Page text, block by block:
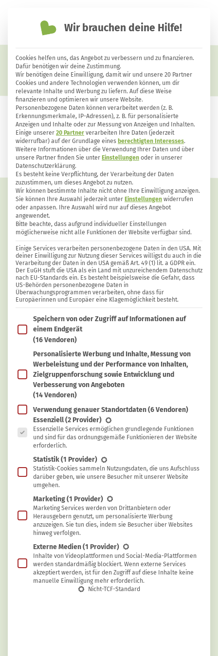
einfach nachhaltiger leben
Ratgeber
GESUNDHEIT Maximilian Knap
Warum Blähungen entstehen und wie du
sie vermeiden kannst
HAUSHALT
Strom und Geld sparen ohne auf Komfort
zu verzichten
Wir brauchen deine Hilfe!
Cookies helfen uns, das Angebot zu verbessern und zu finanzieren.
Dafür benötigen wir deine Zustimmung.
Wir benötigen deine Einwilligung, damit wir und unsere 20 Partner
Cookies und andere Technologien verwenden können, um dir
relevante Inhalte und Werbung zu liefern. Auf diese Weise
finanzieren und optimieren wir unsere Website.
Personenbezogene Daten können verarbeitet werden (z. B.
Erkennungsmerkmale, IP-Adressen), z. B. für personalisierte
Anzeigen und Inhalte oder zur Messung von Anzeigen und Inhalten.
Einige unserer 20 Partner verarbeiten Ihre Daten (jederzeit
widerrufbar) auf der Grundlage eines berechtigten Interesses.
Weitere Informationen über die Verwendung Ihrer Daten und über
unsere Partner finden Sie unter Einstellungen oder in unserer
Datenschutzerklärung.
Es besteht keine Verpflichtung, der Verarbeitung der Daten
zuzustimmen, um dieses Angebot zu nutzen.
Wir können bestimmte Inhalte nicht ohne Ihre Einwilligung anzeigen.
Sie können Ihre Auswahl jederzeit unter Einstellungen widerrufen
oder anpassen. Ihre Auswahl wird nur auf dieses Angebot
angewendet.
Bitte beachte, dass aufgrund individueller Einstellungen
möglicherweise nicht alle Funktionen der Website verfügbar sind.
Einige Services verarbeiten personenbezogene Daten in den USA. Mit
deiner Einwilligung zur Nutzung dieser Services willigst du auch in die
Verarbeitung der Daten in den USA gemäß Art. 49 (1) lit. a GDPR ein.
Der EuGH stuft die USA als ein Land mit unzureichendem Datenschutz
nach EU-Standards ein. Es besteht beispielsweise die Gefahr, dass
US-Behörden personenbezogene Daten in
Überwachungsprogrammen verarbeiten, ohne dass für
Europäerinnen und Europäer eine Klagemöglichkeit besteht.
Im Folgenden findest du eine Liste der Zwecke des IAB
Speichern von oder Zugriff auf Informationen auf
einem Endgerät
(16 Vendoren)
Personalisierte Werbung und Inhalte, Messung von
Werbeleistung und der Performance von Inhalten,
Zielgruppenforschung sowie Entwicklung und
Verbesserung von Angeboten
(14 Vendoren)
Verwendung genauer Standortdaten(6 Vendoren)
Es folgt eine Liste der Service-Gruppen, für die eine
Essenziell(2 Provider)
Essenzielle Services ermöglichen grundlegende Funktionen
und sind für das ordnungsgemäße Funktionieren der Website
erforderlich.
Statistik(1 Provider)
Statistik-Cookies sammeln Nutzungsdaten, die uns Aufschluss
darüber geben, wie unsere Besucher mit unserer Website
umgehen.
Marketing(1 Provider)
Marketing Services werden von Drittanbietern oder
Herausgebern genutzt, um personalisierte Werbung
anzuzeigen. Sie tun dies, indem sie Besucher über Websites
hinweg verfolgen.
Externe Medien(1 Provider)
Inhalte von Videoplattformen und Social-Media-Plattformen
werden standardmäßig blockiert. Wenn externe Services
akzeptiert werden, ist für den Zugriff auf diese Inhalte keine
manuelle Einwilligung mehr erforderlich.
Nicht-TCF-Standard